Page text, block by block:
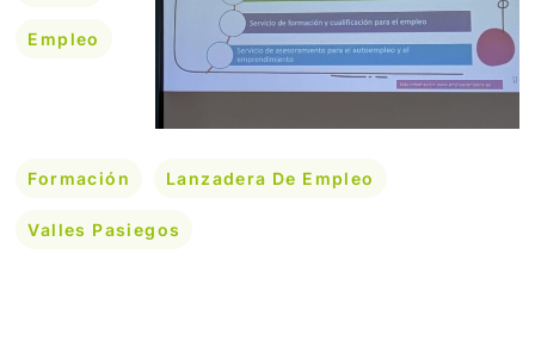
Empleo
Formación Lanzadera De Empleo
Valles Pasiegos